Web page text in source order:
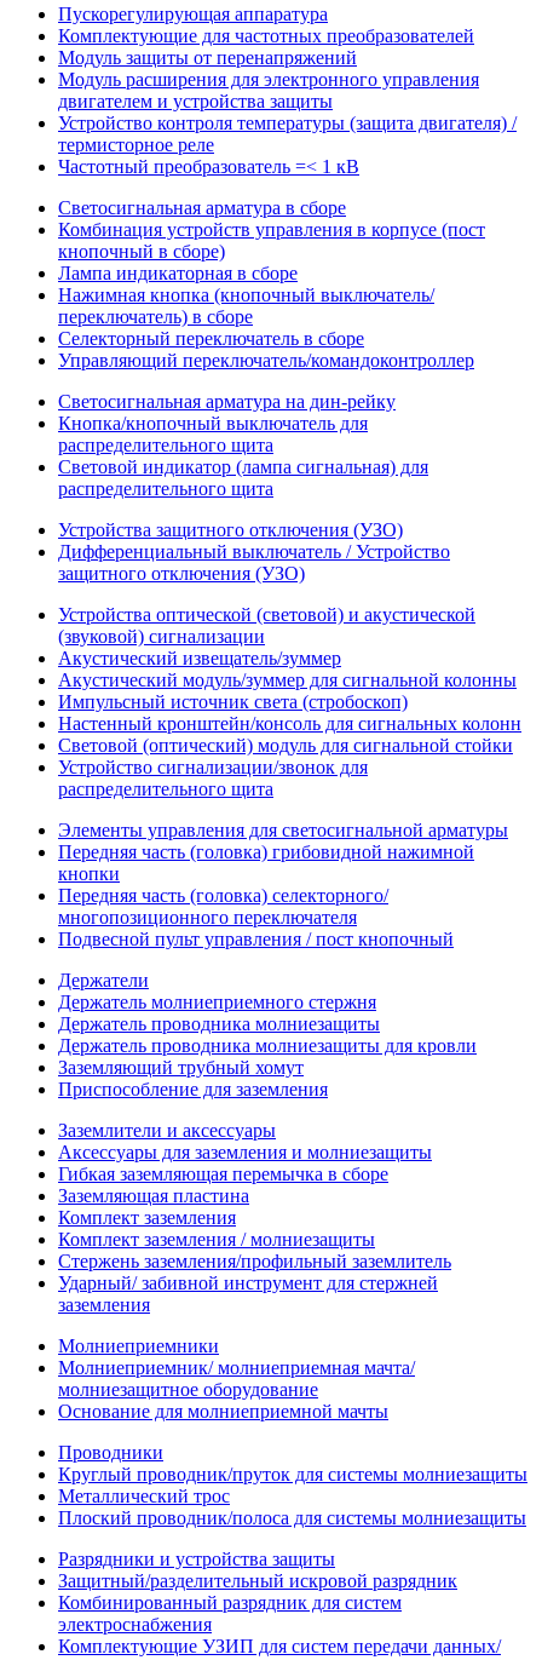
Пускорегулирующая аппаратура
Комплектующие для частотных преобразователей
Модуль защиты от перенапряжений
Модуль расширения для электронного управления
двигателем и устройства защиты
Устройство контроля температуры (защита двигателя) /
термисторное реле
Частотный преобразователь =< 1 кВ
Светосигнальная арматура в сборе
Комбинация устройств управления в корпусе (пост
кнопочный в сборе)
Лампа индикаторная в сборе
Нажимная кнопка (кнопочный выключатель/
переключатель) в сборе
Селекторный переключатель в сборе
Управляющий переключатель/командоконтроллер
Светосигнальная арматура на дин-рейку
Кнопка/кнопочный выключатель для
распределительного щита
Световой индикатор (лампа сигнальная) для
распределительного щита
Устройства защитного отключения (УЗО)
Дифференциальный выключатель / Устройство
защитного отключения (УЗО)
Устройства оптической (световой) и акустической
(звуковой) сигнализации
Акустический извещатель/зуммер
Акустический модуль/зуммер для сигнальной колонны
Импульсный источник света (стробоскоп)
Настенный кронштейн/консоль для сигнальных колонн
Световой (оптический) модуль для сигнальной стойки
Устройство сигнализации/звонок для
распределительного щита
Элементы управления для светосигнальной арматуры
Передняя часть (головка) грибовидной нажимной
кнопки
Передняя часть (головка) селекторного/
многопозиционного переключателя
Подвесной пульт управления / пост кнопочный
Держатели
Держатель молниеприемного стержня
Держатель проводника молниезащиты
Держатель проводника молниезащиты для кровли
Заземляющий трубный хомут
Приспособление для заземления
Заземлители и аксессуары
Аксессуары для заземления и молниезащиты
Гибкая заземляющая перемычка в сборе
Заземляющая пластина
Комплект заземления
Комплект заземления / молниезащиты
Стержень заземления/профильный заземлитель
Ударный/ забивной инструмент для стержней
заземления
Молниеприемники
Молниеприемник/ молниеприемная мачта/
молниезащитное оборудование
Основание для молниеприемной мачты
Проводники
Круглый проводник/пруток для системы молниезащиты
Металлический трос
Плоский проводник/полоса для системы молниезащиты
Разрядники и устройства защиты
Защитный/разделительный искровой разрядник
Комбинированный разрядник для систем
электроснабжения
Комплектующие УЗИП для систем передачи данных/